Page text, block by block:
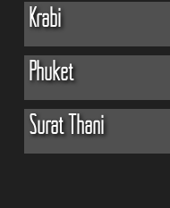
Krabi
Phuket
Surat Thani